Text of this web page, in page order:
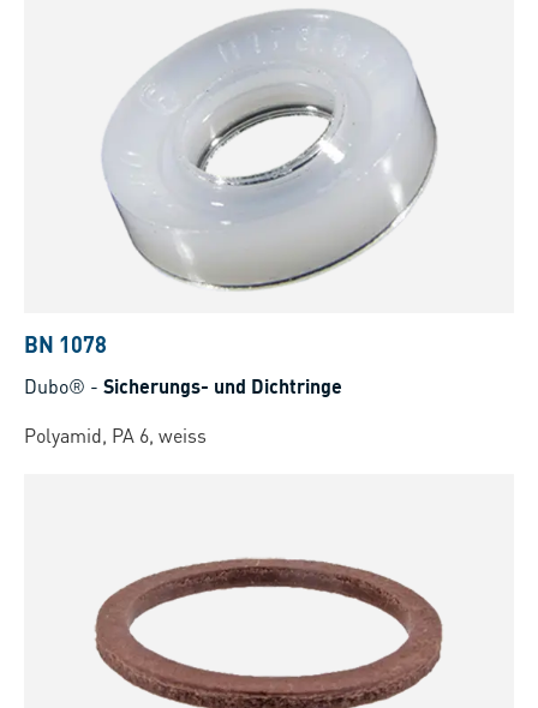
BN 1078
Dubo® - Sicherungs- und Dichtringe
Polyamid, PA 6, weiss